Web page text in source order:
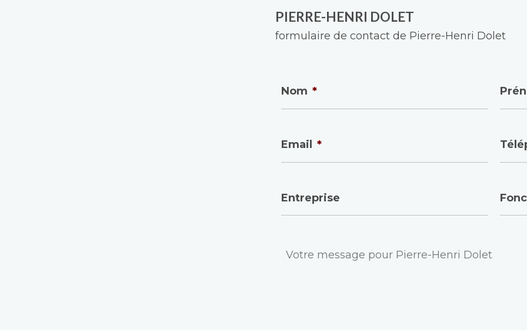
PIERRE-HENRI DOLET
formulaire de contact de Pierre-Henri Dolet
Nom *
Email *
Entreprise
Message